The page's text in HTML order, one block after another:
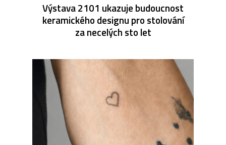
Výstava 2101 ukazuje budoucnost
keramického designu pro stolování
za necelých sto let